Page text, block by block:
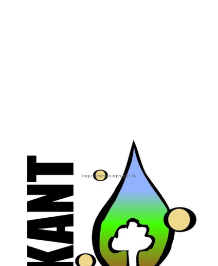
logo peijenburgvught.fw